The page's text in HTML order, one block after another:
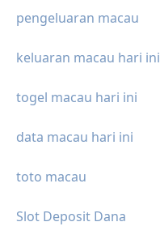
pengeluaran macau
keluaran macau hari ini
togel macau hari ini
data macau hari ini
toto macau
Slot Deposit Dana